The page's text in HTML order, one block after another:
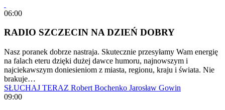
06:00
RADIO SZCZECIN NA DZIEŃ DOBRY
Nasz poranek dobrze nastraja. Skutecznie przesyłamy Wam energię
na falach eteru dzięki dużej dawce humoru, najnowszym i
najciekawszym doniesieniom z miasta, regionu, kraju i świata. Nie
brakuje…
SŁUCHAJ TERAZ Robert Bochenko Jarosław Gowin
09:00